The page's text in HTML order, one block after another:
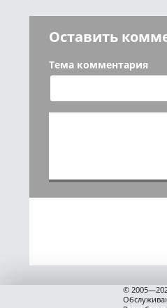
Оставить
Тема комментария
©